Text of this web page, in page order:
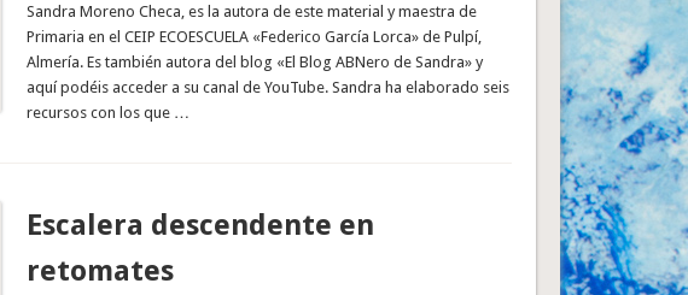
Sandra Moreno Checa, es la autora de este material y maestra de
Primaria en el CEIP ECOESCUELA «Federico García Lorca» de Pulpí,
Almería. Es también autora del blog «El Blog ABNero de Sandra» y
aquí podéis acceder a su canal de YouTube. Sandra ha elaborado seis
recursos con los que …
Escalera descendente en
retomates